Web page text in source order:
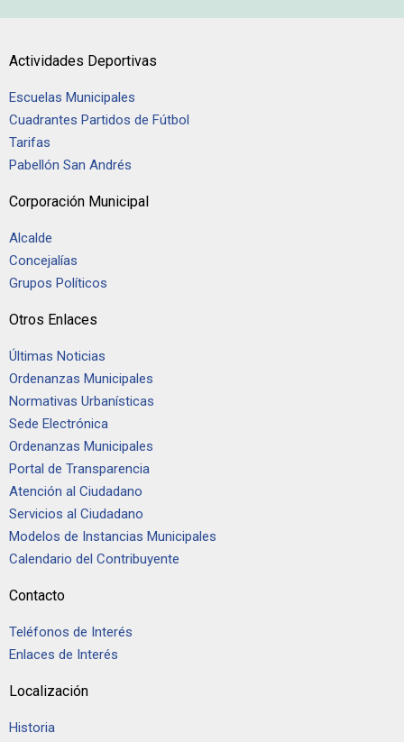
Actividades Deportivas
Escuelas Municipales
Cuadrantes Partidos de Fútbol
Tarifas
Pabellón San Andrés
Corporación Municipal
Alcalde
Concejalías
Grupos Políticos
Otros Enlaces
Últimas Noticias
Ordenanzas Municipales
Normativas Urbanísticas
Sede Electrónica
Ordenanzas Municipales
Portal de Transparencia
Atención al Ciudadano
Servicios al Ciudadano
Modelos de Instancias Municipales
Calendario del Contribuyente
Contacto
Teléfonos de Interés
Enlaces de Interés
Localización
Historia